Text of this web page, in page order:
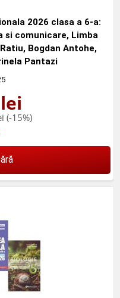
2026 clasa a 6-a:
si comunicare, Limba
Bogdan Antohe,
Pantazi
(-15%)